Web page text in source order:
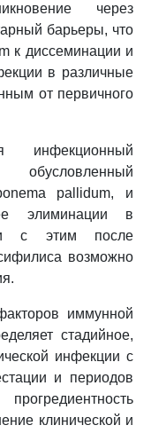
через
барьеры, что
к диссеминации и
в различные
от первичного
инфекционный
обусловленный
pallidum, и
элиминации в
с этим после
возможно
иммунной
стадийное,
инфекции с
и периодов
клинической и